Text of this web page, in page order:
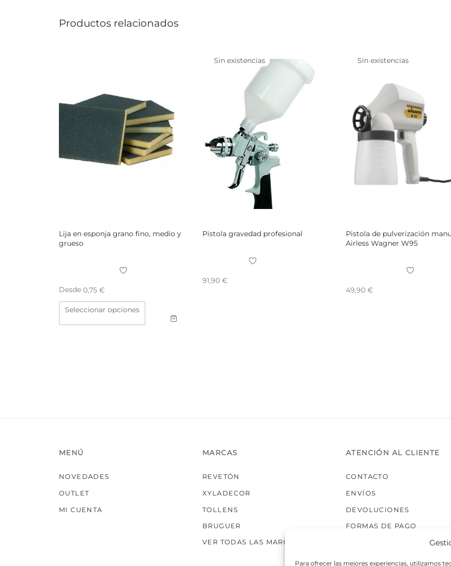
Para ofrecer las mejores experiencias, utilizamos
Productos relacionados
Lija en esponja grano fino, medio y
grueso
Desde 0,75 €
Seleccionar opciones
Este
múltiples
Sin existencias
Pistola gravedad profesional
91,90 €
Sin existencias
Pistola de pulverización
Airless Wagner W95
49,90 €
MENÚ
NOVEDADES
OUTLET
MI CUENTA
MARCAS
REVETÓN
XYLADECOR
TOLLENS
BRUGUER
VER TODAS LAS MARCAS
ATENCIÓN AL CLIENTE
CONTACTO
ENVÍOS
DEVOLUCIONES
FORMAS DE PAGO